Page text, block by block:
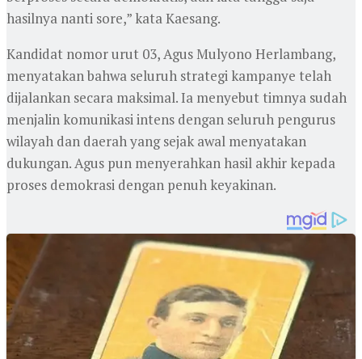
hasilnya nanti sore,” kata Kaesang.
Kandidat nomor urut 03, Agus Mulyono Herlambang,
menyatakan bahwa seluruh strategi kampanye telah
dijalankan secara maksimal. Ia menyebut timnya sudah
menjalin komunikasi intens dengan seluruh pengurus
wilayah dan daerah yang sejak awal menyatakan
dukungan. Agus pun menyerahkan hasil akhir kepada
proses demokrasi dengan penuh keyakinan.